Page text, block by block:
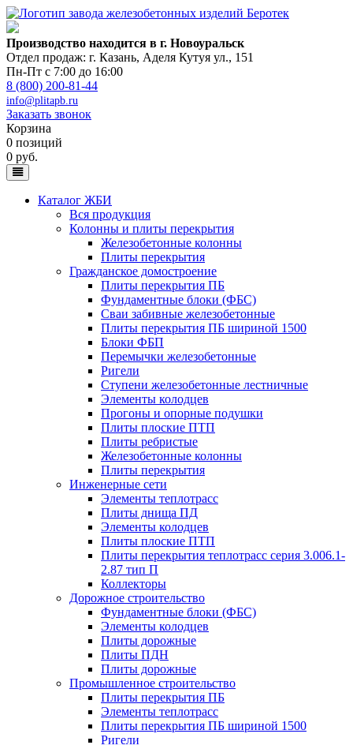
Производство находится в г. Новоуральск
Отдел продаж: г. Казань, Аделя Кутуя ул., 151
Пн-Пт с 7:00 до 16:00
8 (800) 200-81-44
info@plitapb.ru
Заказать звонок
Корзина
0 позиций
0 руб.
Каталог ЖБИ
Вся продукция
Колонны и плиты перекрытия
Железобетонные колонны
Плиты перекрытия
Гражданское домостроение
Плиты перекрытия ПБ
Фундаментные блоки (ФБС)
Сваи забивные железобетонные
Плиты перекрытия ПБ шириной 1500
Блоки ФБП
Перемычки железобетонные
Ригели
Ступени железобетонные лестничные
Элементы колодцев
Прогоны и опорные подушки
Плиты плоские ПТП
Плиты ребристые
Железобетонные колонны
Плиты перекрытия
Инженерные сети
Элементы теплотрасс
Плиты днища ПД
Элементы колодцев
Плиты плоские ПТП
Плиты перекрытия теплотрасс серия 3.006.1-
2.87 тип П
Коллекторы
Дорожное строительство
Фундаментные блоки (ФБС)
Элементы колодцев
Плиты дорожные
Плиты ПДН
Плиты дорожные
Промышленное строительство
Плиты перекрытия ПБ
Элементы теплотрасс
Плиты перекрытия ПБ шириной 1500
Ригели